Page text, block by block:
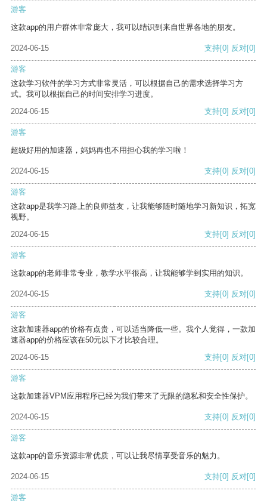
游客
这款app的用户群体非常庞大，我可以结识到来自世界各地的朋友。
2024-06-15 支持[0] 反对[0]
游客
这款学习软件的学习方式非常灵活，可以根据自己的需求选择学习方
式。我可以根据自己的时间安排学习进度。
2024-06-15
支持[0] 反对[0]
游客
超级好用的加速器，妈妈再也不用担心我的学习啦！
2024-06-15 支持[0] 反对[0]
游客
这款app是我学习路上的良师益友，让我能够随时随地学习新知识，拓宽
视野。
2024-06-15
支持[0] 反对[0]
游客
这款app的老师非常专业，教学水平很高，让我能够学到实用的知识。
2024-06-15 支持[0] 反对[0]
游客
这款加速器app的价格有点贵，可以适当降低一些。我个人觉得，一款加
速器app的价格应该在50元以下才比较合理。
2024-06-15
支持[0] 反对[0]
游客
这款加速器VPM应用程序已经为我们带来了无限的隐私和安全性保护。
2024-06-15 支持[0] 反对[0]
游客
这款app的音乐资源非常优质，可以让我尽情享受音乐的魅力。
2024-06-15 支持[0] 反对[0]
游客